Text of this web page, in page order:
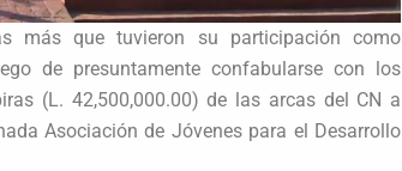
más que tuvieron su participación como
de presuntamente confabularse con los
(L. 42,500,000.00) de las arcas del CN a
Asociación de Jóvenes para el Desarrollo